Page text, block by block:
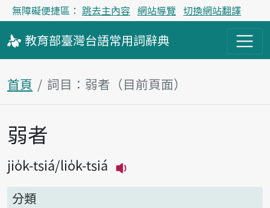
無障礙便捷區： 跳去主內容 網站導覽 切換網站翻譯
教育部臺灣台語常用詞辭典
首頁 詞目：弱者（目前頁面）
主內容區塊
弱者
jio̍k-tsiá lio̍k-tsiá
分類